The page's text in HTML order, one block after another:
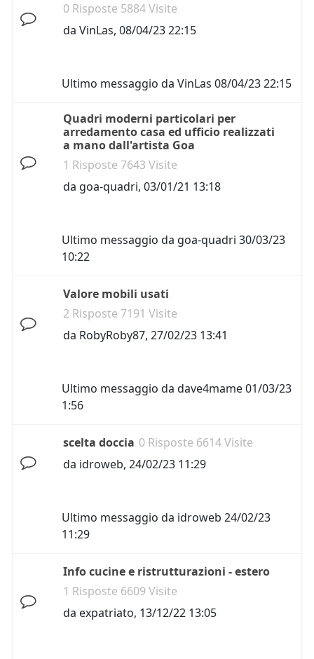
0 Risposte 5884 Visite
da VinLas, 08/04/23 22:15
Ultimo messaggio da VinLas 08/04/23 22:15
Quadri moderni particolari per
arredamento casa ed ufficio realizzati
a mano dall'artista Goa
1 Risposte 7643 Visite
da goa-quadri, 03/01/21 13:18
Ultimo messaggio da goa-quadri 30/03/23
10:22
Valore mobili usati
2 Risposte 7191 Visite
da RobyRoby87, 27/02/23 13:41
Ultimo messaggio da dave4mame01/03/23
1:56
scelta doccia 0 Risposte 6614 Visite
da idroweb, 24/02/23 11:29
Ultimo messaggio da idroweb 24/02/23
11:29
Info cucine e ristrutturazioni - estero
1 Risposte 6609 Visite
da expatriato, 13/12/22 13:05